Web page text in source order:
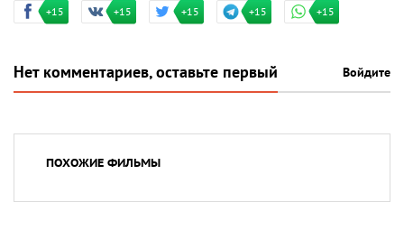
+15 +15 +15 +15 +15
Нет комментариев, оставьте первый Войдите
ПОХОЖИЕ ФИЛЬМЫ